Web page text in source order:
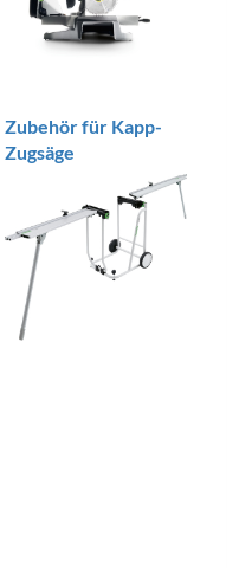
Zubehör für Kapp-
Zugsäge